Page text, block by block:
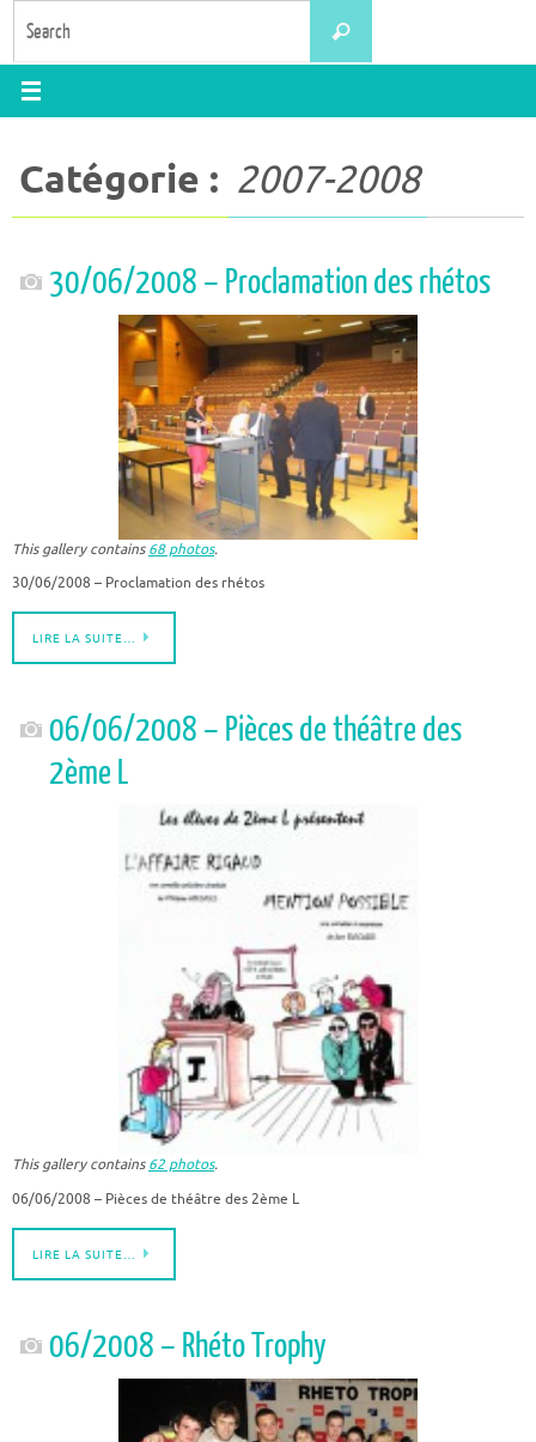
Search
Catégorie : 2007-2008
30/06/2008 – Proclamation des rhétos
This gallery contains 68 photos.
30/06/2008 – Proclamation des rhétos
LIRE LA SUITE…
06/06/2008 – Pièces de théâtre des
2ème L
This gallery contains 62 photos.
06/06/2008 – Pièces de théâtre des 2ème L
LIRE LA SUITE…
06/2008 – Rhéto Trophy